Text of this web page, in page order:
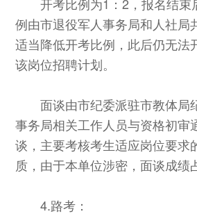
例由市退役军人事务局和人社局
适当降低开考比例，此后仍无法
该岗位招聘计划。
面谈由市纪委派驻市教体局
事务局相关工作人员与资格初审
谈，主要考核考生适应岗位要求
质，由于本单位涉密，面谈成绩
4.路考：